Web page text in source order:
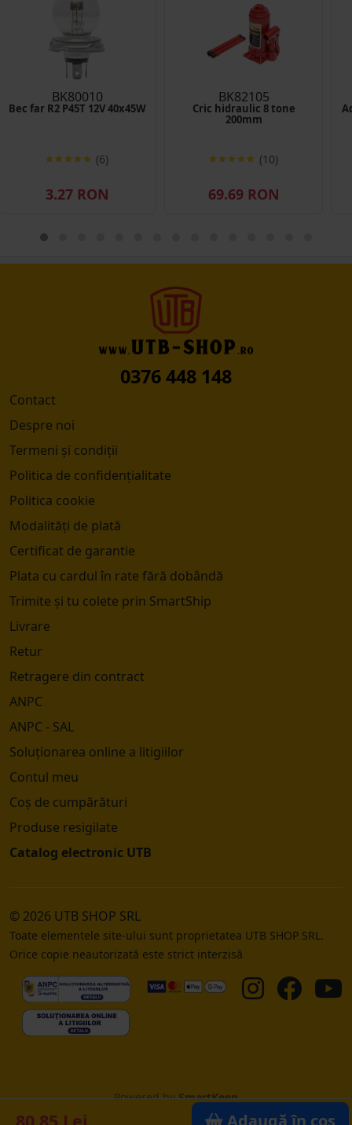
BK80010
Bec far R2 P45T 12V 40x45W
(6)
3.27 RON
BK82105
Cric hidraulic 8 tone
200mm
(10)
69.69 RON
0376 448 148
Contact
Despre noi
Termeni și condiții
Politica de confidențialitate
Politica cookie
Modalități de plată
Certificat de garantie
Plata cu cardul în rate fără dobândă
Trimite și tu colete prin SmartShip
Livrare
Retur
Retragere din contract
ANPC
ANPC - SAL
Soluționarea online a litigiilor
Contul meu
Coș de cumpărături
Produse resigilate
Catalog electronic UTB
© 2026 UTB SHOP SRL
Toate elementele site-ului sunt proprietatea UTB SHOP SRL.
Orice copie neautorizată este strict interzisă
Powered bySmartKeep
Adaugă în coș